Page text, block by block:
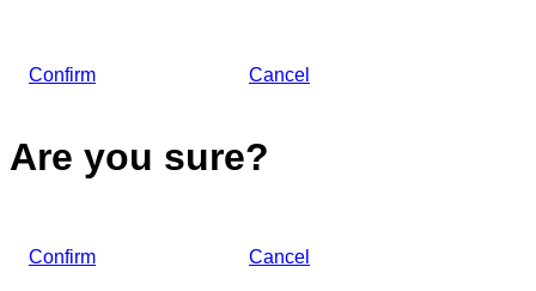
Confirm Cancel
Are you sure?
Confirm Cancel